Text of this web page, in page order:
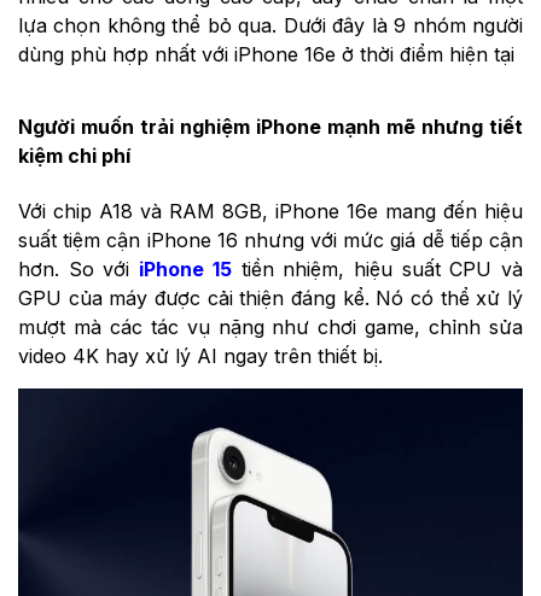
lựa chọn không thể bỏ qua. Dưới đây là 9 nhóm người
dùng phù hợp nhất với iPhone 16e ở thời điểm hiện tại
Người muốn trải nghiệm iPhone mạnh mẽ nhưng tiết
kiệm chi phí
Với chip A18 và RAM 8GB, iPhone 16e mang đến hiệu
suất tiệm cận iPhone 16 nhưng với mức giá dễ tiếp cận
hơn. So với iPhone 15tiền nhiệm, hiệu suất CPU và
GPU của máy được cải thiện đáng kể. Nó có thể xử lý
mượt mà các tác vụ nặng như chơi game, chỉnh sửa
video 4K hay xử lý AI ngay trên thiết bị.